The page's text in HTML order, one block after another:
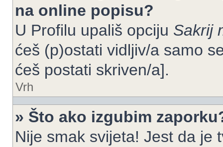
na online popisu?
U Profilu upališ opciju Sakrij
ćeš (p)ostati vidljiv/a samo
ćeš postati skriven/a].
Vrh
» Što ako izgubim
Nije smak svijeta! Jest da je